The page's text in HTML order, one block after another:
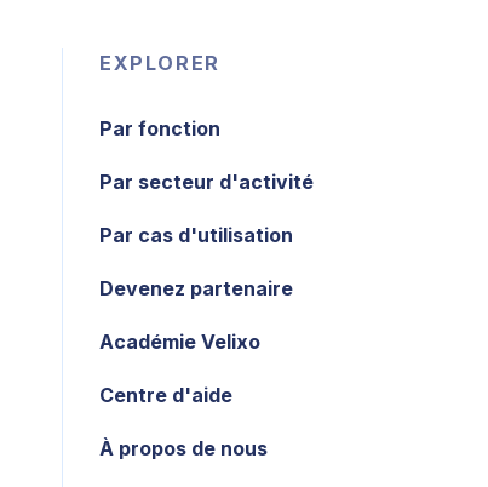
EXPLORER
Par fonction
Par secteur d'activité
Par cas d'utilisation
Devenez partenaire
Académie Velixo
Centre d'aide
À propos de nous